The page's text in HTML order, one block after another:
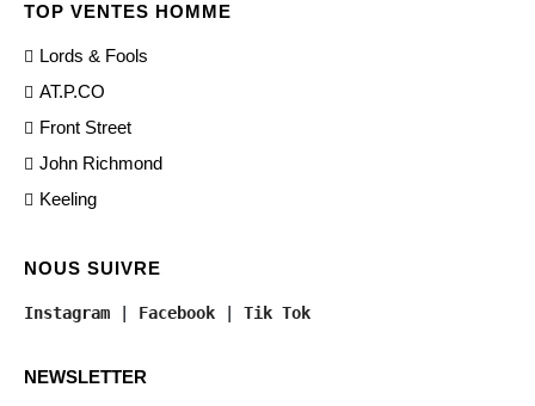
TOP VENTES HOMME
Lords & Fools
AT.P.CO
Front Street
John Richmond
Keeling
NOUS SUIVRE
Instagram Facebook Tik Tok
NEWSLETTER